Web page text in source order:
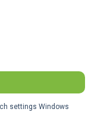
settings Windows